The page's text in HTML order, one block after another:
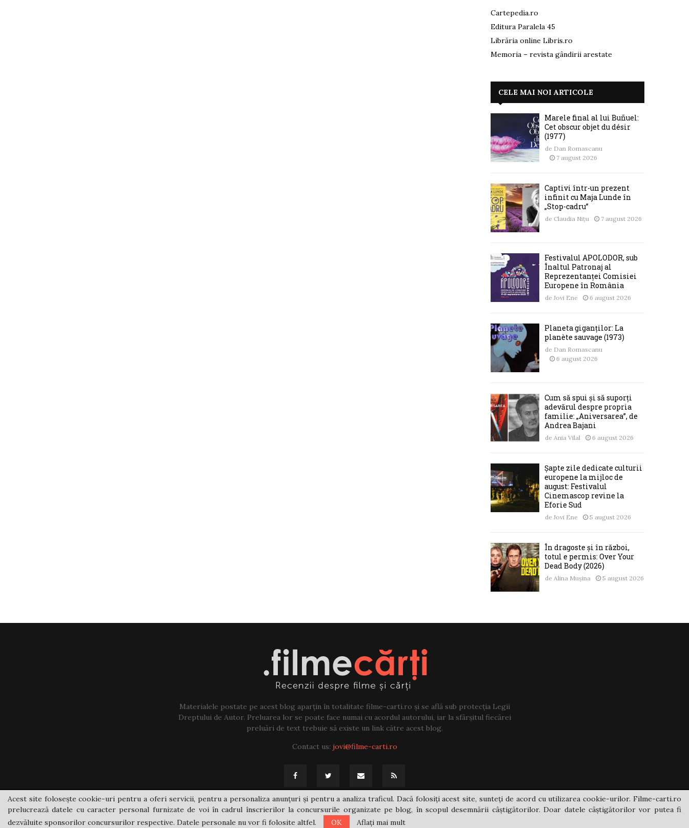
Cartepedia.ro
Editura Paralela 45
Librăria online Libris.ro
Memoria – revista gândirii arestate
CELE MAI NOI ARTICOLE
Marele final al lui Buñuel:
Cet obscur objet du désir
(1977)
de Dan Romascanu
7 august 2026
Captivi într-un prezent
infinit cu Maja Lunde în
„Stop-cadru”
de Claudia Nițu 7 august 2026
Festivalul APOLODOR, sub
Înaltul Patronaj al
Reprezentanței Comisiei
Europene în România
de Jovi Ene 6 august 2026
Planeta giganților: La
planète sauvage (1973)
de Dan Romascanu
6 august 2026
Cum să spui și să suporți
adevărul despre propria
familie: „Aniversarea”, de
Andrea Bajani
de Ania Vilal 6 august 2026
Șapte zile dedicate culturii
europene la mijloc de
august: Festivalul
Cinemascop revine la
Eforie Sud
de Jovi Ene 5 august 2026
În dragoste și în război,
totul e permis: Over Your
Dead Body (2026)
de Alina Mușina 5 august 2026
Materialele postate pe acest blog aparțin în totalitate filme-carti.ro și se află sub protecția Legii
Dreptului de Autor. Preluarea lor se poate face numai cu acordul autorului, iar la sfârșitul fiecărei
preluări de text trebuie să existe un link către acest blog.
Contact us: jovi@filme-carti.ro
@2021 - filme-carti.ro
Acest site folosește cookie-uri pentru a oferi servicii, pentru a personaliza anunțuri și pentru a analiza traficul. Dacă folosiți acest site, sunteți de acord cu utilizarea cookie-urilor. Filme-carti.ro
prelucrează datele cu caracter personal furnizate de voi în cadrul înscrierilor la concursurile organizate pe blog, în scopul desemnării câștigătorilor. Doar datele câștigătorilor vor putea fi
dezvăluite sponsorilor concursurilor respective. Datele personale nu vor fi folosite altfel.
OK Aflați mai mult